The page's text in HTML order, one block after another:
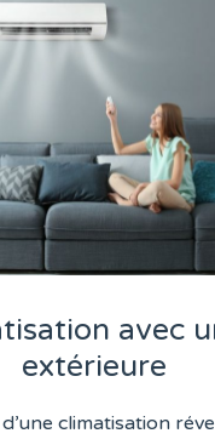
avec
extérieure
climatisation